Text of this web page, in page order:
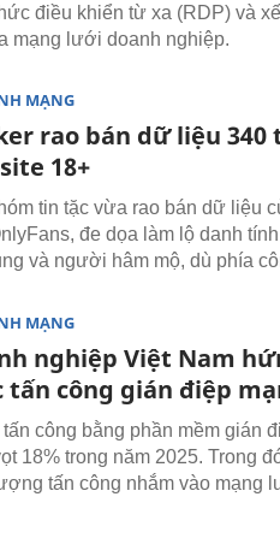
điều khiển từ xa (RDP) và
mạng lưới doanh nghiệp.
MẠNG
rao bán dữ liệu
18+
tin tặc vừa rao bán dữ liệu
đe dọa làm lộ danh
và người hâm mộ, dù phía
MẠNG
nghiệp Việt Nam
tấn công gián điệp
tấn công bằng phần mềm gián
18% trong năm 2025. Trong
tấn công nhắm vào mạng